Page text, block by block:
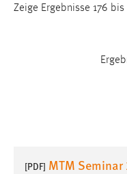
Zeige Ergebnisse 176
[PDF] MTM
Name:
Dieser Cookie
Performance